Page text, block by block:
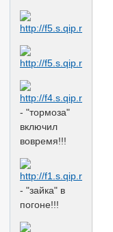
- "тормоза"
включил
вовремя!!!
- "зайка" в
погоне!!!